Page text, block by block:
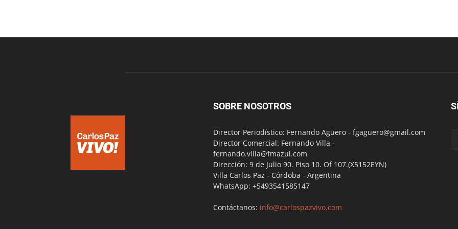
SOBRE NOSOTROS
Director Periodístico: Fernando Agüero - fgaguero@gmail.com
Director Comercial: Fernando Villa -
fernando.villa@fmazul.com
Dirección: 9 de Julio 90. Piso 10. Of 107.(X5152EYN)
Villa Carlos Paz - Córdoba - Argentina
WhatsApp: +5493541585147
Contáctanos: info@carlospazvivo.com